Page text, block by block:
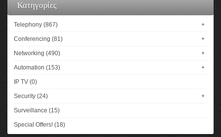
Κατηγορίες
Telephony (867) +
Conferencing (81) +
Networking (490) +
Automation (153) +
IP TV (0)
Security (24) +
Surveillance (15)
Special Offers! (18)